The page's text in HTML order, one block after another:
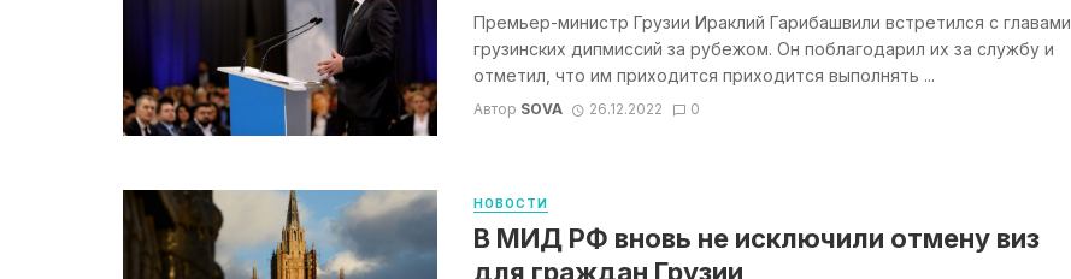
Премьер-министр Грузии Ираклий Гарибашвили встретился с главами
грузинских дипмиссий за рубежом. Он поблагодарил их за службу и
отметил, что им приходится приходится выполнять ...
Автор SOVA 26.12.2022 0
НОВОСТИ
В МИД РФ вновь не исключили отмену виз
для граждан Грузии